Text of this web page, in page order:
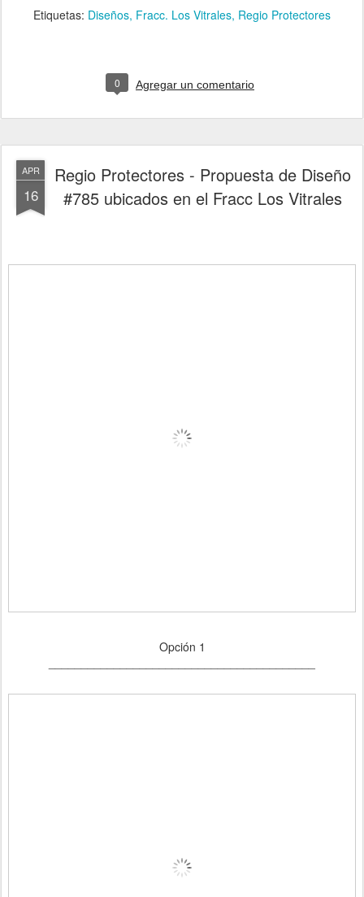
Etiquetas: Diseños Fracc. Los Vitrales Regio Protectores
0 Agregar un comentario
APR
16
Regio Protectores - Propuesta de Diseño
#785 ubicados en el Fracc Los Vitrales
Opción 1